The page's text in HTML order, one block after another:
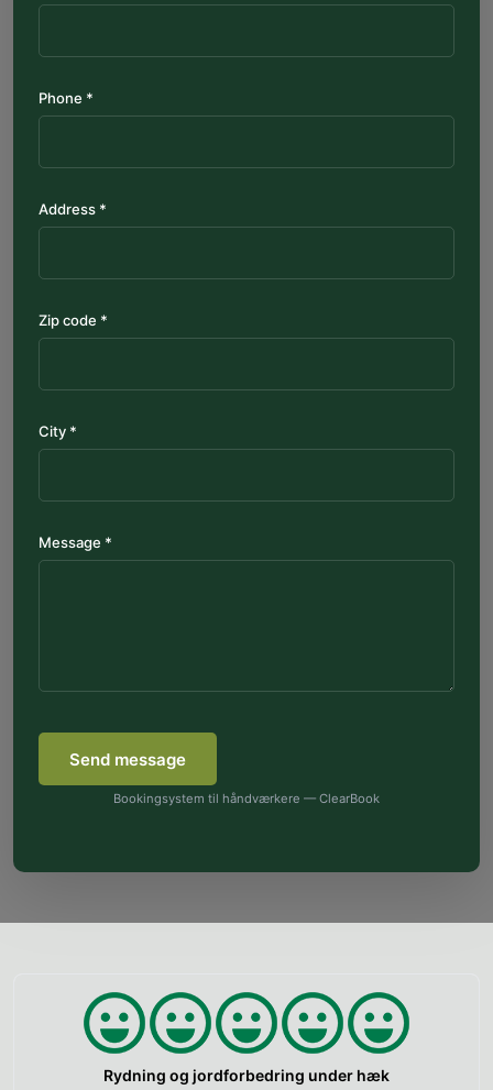
Phone *
Address *
Zip code *
City *
Message *
Send message
Bookingsystem til håndværkere — ClearBook
Rydning og jordforbedring under hæk